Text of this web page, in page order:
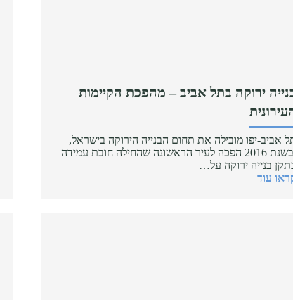
ירוקה בתל אביב – מהפכת הקיימות
אביב-יפו מובילה את תחום הבנייה הירוקה בישראל,
ובשנת 2016 הפכה לעיר הראשונה שהחילה חובת עמידה
בנייה ירוקה על…
עוד